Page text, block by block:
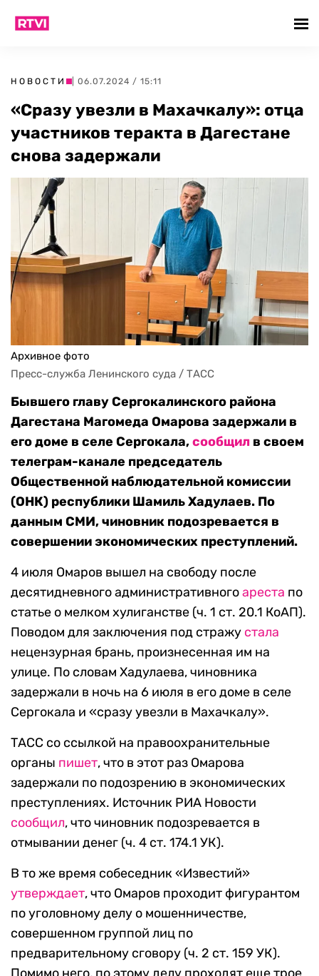
НОВОСТИ | 06.07.2024 / 15:11
«Сразу увезли в Махачкалу»: отца
участников теракта в Дагестане
снова задержали
Архивное фото
Пресс-служба Ленинского суда / ТАСС
Бывшего главу Сергокалинского района
Дагестана Магомеда Омарова задержали в
его доме в селе Сергокала,сообщил в своем
телеграм-канале председатель
Общественной наблюдательной комиссии
(ОНК) республики Шамиль Хадулаев. По
данным СМИ, чиновник подозревается в
совершении экономических преступлений.
4 июля Омаров вышел на свободу после
десятидневного административногоареста по
статье о мелком хулиганстве (ч. 1 ст. 20.1 КоАП).
Поводом для заключения под стражу стала
нецензурная брань, произнесенная им на
улице. По словам Хадулаева, чиновника
задержали в ночь на 6 июля в его доме в селе
Сергокала и «сразу увезли в Махачкалу».
ТАСС со ссылкой на правоохранительные
органы пишет, что в этот раз Омарова
задержали по подозрению в экономических
преступлениях. Источник РИА Новости
сообщил, что чиновник подозревается в
отмывании денег (ч. 4 ст. 174.1 УК).
В то же время собеседник «Известий»
утверждает, что Омаров проходит фигурантом
по уголовному делу о мошенничестве,
совершенном группой лиц по
предварительному сговору (ч. 2 ст. 159 УК).